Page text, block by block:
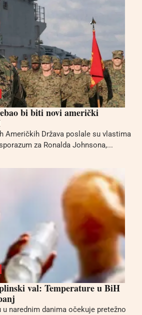
bi biti novi američki
Američkih Država poslale su vlastima
za Ronalda Johnsona,...
val: Temperature u BiH
u narednim danima očekuje pretežno